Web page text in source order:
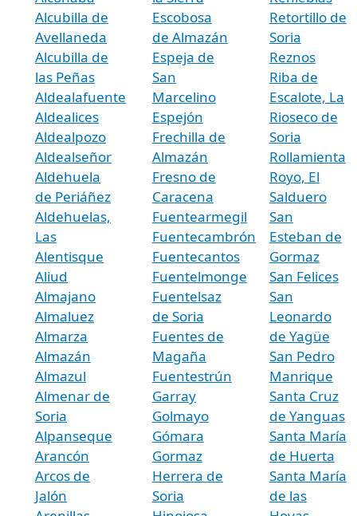
Alcubilla de
Avellaneda
Alcubilla de
las Peñas
Aldealafuente
Aldealices
Aldealpozo
Aldealseñor
Aldehuela
de Periáñez
Aldehuelas,
Las
Alentisque
Aliud
Almajano
Almaluez
Almarza
Almazán
Almazul
Almenar de
Soria
Alpanseque
Arancón
Arcos de
Jalón
Escobosa
de Almazán
Espeja de
San
Marcelino
Espejón
Frechilla de
Almazán
Fresno de
Caracena
Fuentearmegil
Fuentecambrón
Fuentecantos
Fuentelmonge
Fuentelsaz
de Soria
Fuentes de
Magaña
Fuentestrún
Garray
Golmayo
Gómara
Gormaz
Herrera de
Soria
Retortillo de
Soria
Reznos
Riba de
Escalote, La
Rioseco de
Soria
Rollamienta
Royo, El
Salduero
San
Esteban de
Gormaz
San Felices
San
Leonardo
de Yagüe
San Pedro
Manrique
Santa Cruz
de Yanguas
Santa María
de Huerta
Santa María
de las